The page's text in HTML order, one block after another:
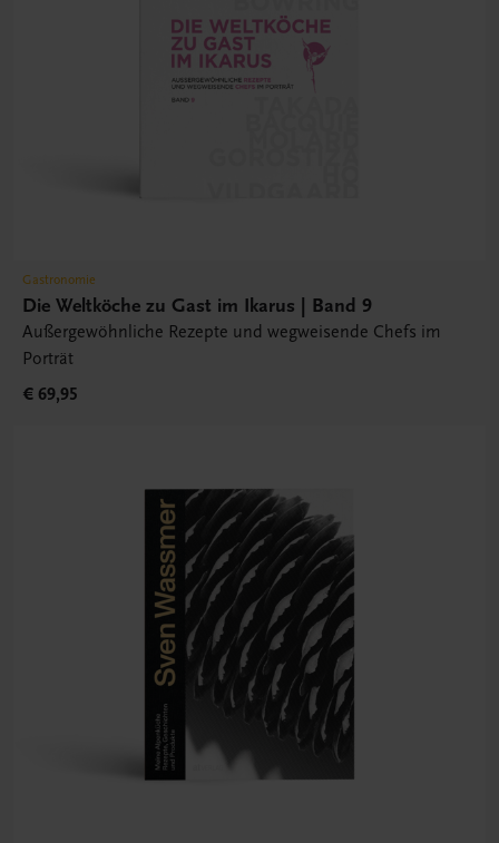
Gastronomie
Die Weltköche zu Gast im Ikarus | Band 9
Außergewöhnliche Rezepte und wegweisende Chefs im
Porträt
€ 69,95